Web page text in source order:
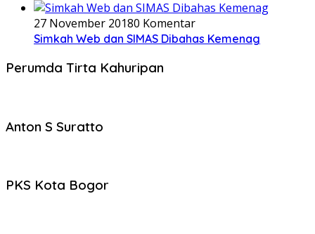
27 November 20180 Komentar
Simkah Web dan SIMAS Dibahas Kemenag
Perumda Tirta Kahuripan
Anton S Suratto
PKS Kota Bogor